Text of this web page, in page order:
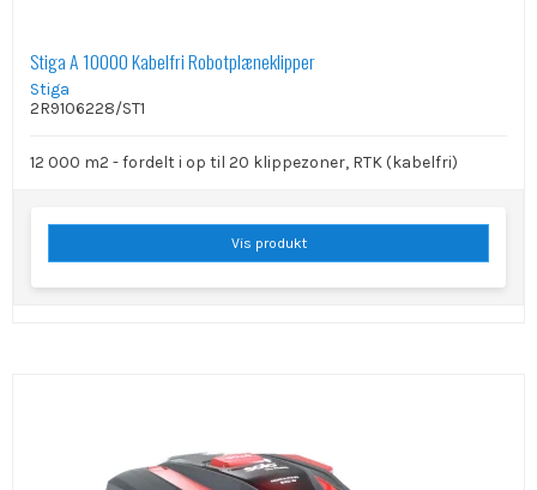
Stiga A 10000 Kabelfri Robotplæneklipper
Stiga
2R9106228/ST1
12 000 m2 - fordelt i op til 20 klippezoner, RTK (kabelfri)
Vis produkt